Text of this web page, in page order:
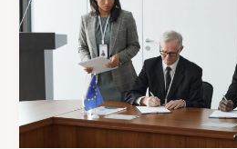
attractive
post
title
goes
here